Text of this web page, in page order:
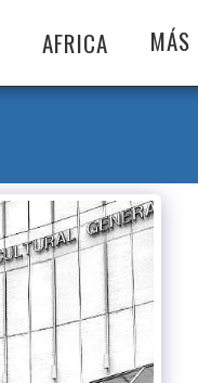
AFRICA MÁS